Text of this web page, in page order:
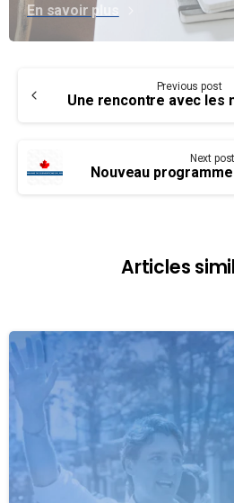
En savoir plus
Reading
Previous post
Next post
Articles